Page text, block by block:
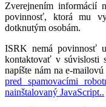
Zverejnením informácií
povinnosť, ktorá mu
dotknutým osobám.
ISRK nemá povinnosť
kontaktovať v súvislosti
napíšte nám na e-mailovú
pred spamovacími
nainštalovaný JavaScript..